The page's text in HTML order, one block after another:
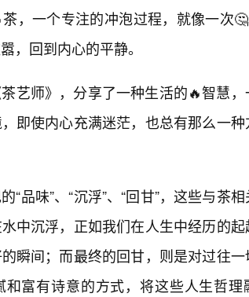
，一个专注的冲泡过程，就像一次
，回到内心的平静。
艺师》，分享了一种生活的🔥智慧
即使内心充满迷茫，也总有那么一
“品味”、“沉浮”、“回甘”，这些与茶
中沉浮，正如我们在人生中经历的
瞬间；而最终的回甘，则是对过往
富有诗意的方式，将这些人生哲理